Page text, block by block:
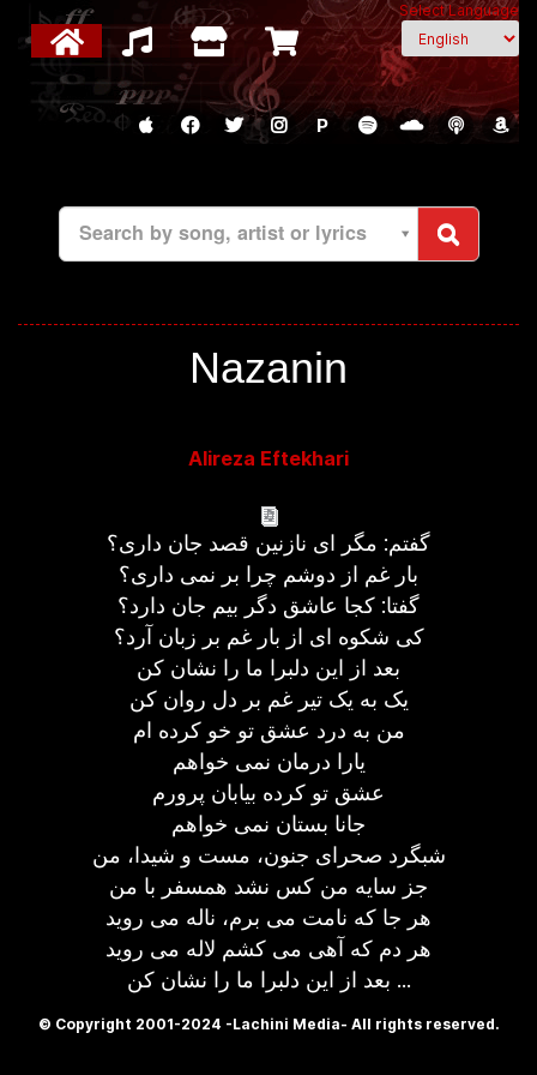
Select Language
P
Search by song, artist or lyrics
Nazanin
Alireza Eftekhari
گفتم: مگر ای نازنین قصد جان داری؟
بار غم از دوشم چرا بر نمی داری؟
گفتا: کجا عاشق دگر بیم جان دارد؟
کی شکوه ای از بار غم بر زبان آرد؟
بعد از این دلبرا ما را نشان کن
یک به یک تیر غم بر دل روان کن
من به درد عشق تو خو کرده ام
یارا درمان نمی خواهم
عشق تو کرده بیابان پرورم
جانا بستان نمی خواهم
شبگرد صحرای جنون، مست و شیدا، من
جز سایه من کس نشد همسفر با من
هر جا که نامت می برم، ناله می روید
هر دم که آهی می کشم لاله می روید
بعد از این دلبرا ما را نشان کن ...
© Copyright 2001-2024 -Lachini Media- All rights reserved.